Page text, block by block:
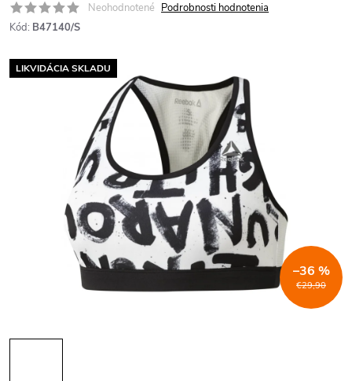
Neohodnotené Podrobnosti hodnotenia
Kód: B47140/S
LIKVIDÁCIA SKLADU
€29,90
–36 %